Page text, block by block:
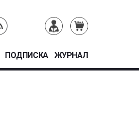
ПОДПИСКА ЖУРНАЛ